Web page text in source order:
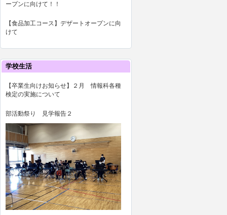
ープンに向けて！！
【食品加工コース】デザートオープンに向
けて
学校生活
【卒業生向けお知らせ】２月 情報科各種
検定の実施について
部活動祭り 見学報告２